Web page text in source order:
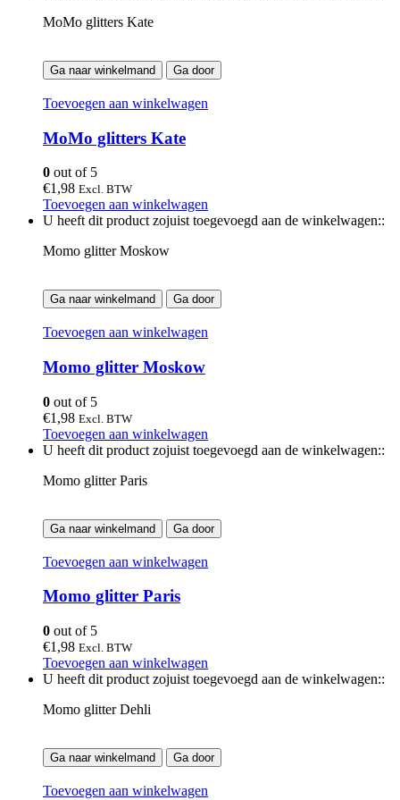
MoMo glitters Kate
Ga naar winkelmand Ga door
Toevoegen aan winkelwagen
MoMo glitters Kate
0 out of 5
€1,98 Excl. BTW
Toevoegen aan winkelwagen
U heeft dit product zojuist toegevoegd aan de winkelwagen::
Momo glitter Moskow
Ga naar winkelmand Ga door
Toevoegen aan winkelwagen
Momo glitter Moskow
0 out of 5
€1,98 Excl. BTW
Toevoegen aan winkelwagen
U heeft dit product zojuist toegevoegd aan de winkelwagen::
Momo glitter Paris
Ga naar winkelmand Ga door
Toevoegen aan winkelwagen
Momo glitter Paris
0 out of 5
€1,98 Excl. BTW
Toevoegen aan winkelwagen
U heeft dit product zojuist toegevoegd aan de winkelwagen::
Momo glitter Dehli
Ga naar winkelmand Ga door
Toevoegen aan winkelwagen